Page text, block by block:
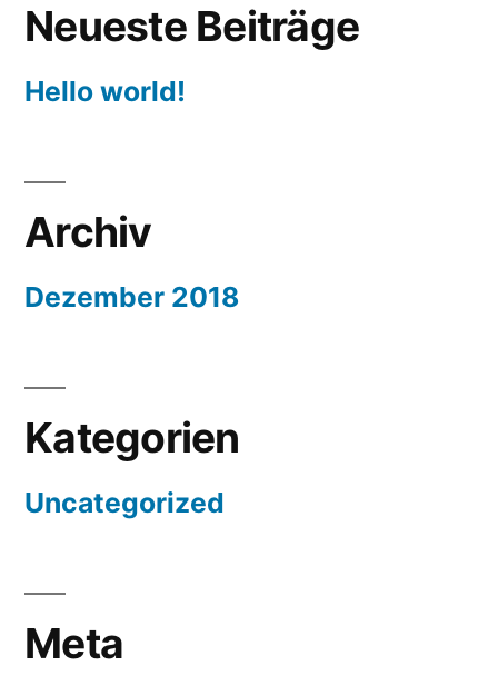
Neueste Beiträge
Hello world!
Archiv
Dezember 2018
Kategorien
Uncategorized
Meta